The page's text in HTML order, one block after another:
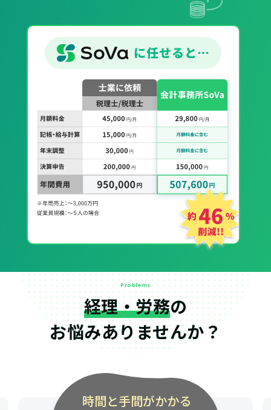
Problems
経理・労務の
お悩みありませんか？
時間と手間がかかる